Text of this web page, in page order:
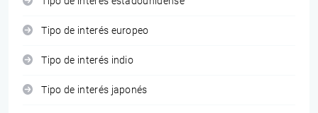
Tipo de interés europeo
Tipo de interés indio
Tipo de interés japonés